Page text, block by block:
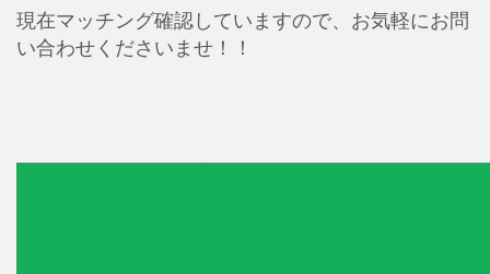
現在マッチング確認していますので、お気軽にお問
い合わせくださいませ！！